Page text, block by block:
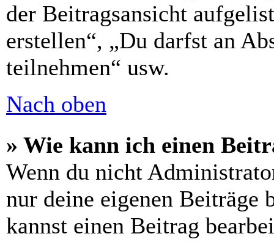
der Beitragsansicht
erstellen“, „Du darfst an
teilnehmen“ usw.
Nach oben
» Wie kann ich einen
Wenn du nicht
nur deine eigenen Beiträge
kannst einen Beitrag